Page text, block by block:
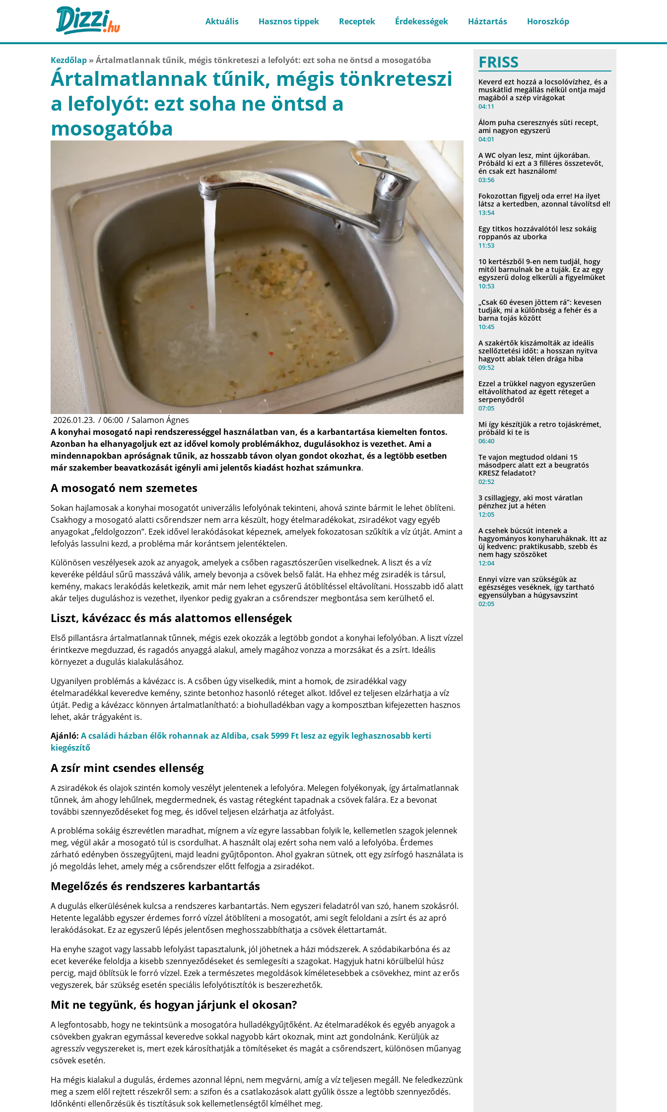
Aktuális Hasznos tippek Receptek Érdekességek Háztartás Horoszkóp
Kezdőlap » Ártalmatlannak tűnik, mégis tönkreteszi a lefolyót: ezt soha ne öntsd a mosogatóba
Ártalmatlannak tűnik, mégis tönkreteszi
a lefolyót: ezt soha ne öntsd a
mosogatóba
2026.01.23. /06:00 /Salamon Ágnes
A konyhai mosogató napi rendszerességgel használatban van, és a karbantartása kiemelten fontos.
Azonban ha elhanyagoljuk ezt az idővel komoly problémákhoz, dugulásokhoz is vezethet. Ami a
mindennapokban apróságnak tűnik, az hosszabb távon olyan gondot okozhat, és a legtöbb esetben
már szakember beavatkozását igényli ami jelentős kiadást hozhat számunkra.
A mosogató nem szemetes
Sokan hajlamosak a konyhai mosogatót univerzális lefolyónak tekinteni, ahová szinte bármit le lehet öblíteni.
Csakhogy a mosogató alatti csőrendszer nem arra készült, hogy ételmaradékokat, zsiradékot vagy egyéb
anyagokat „feldolgozzon”. Ezek idővel lerakódásokat képeznek, amelyek fokozatosan szűkítik a víz útját. Amint a
lefolyás lassulni kezd, a probléma már korántsem jelentéktelen.
Különösen veszélyesek azok az anyagok, amelyek a csőben ragasztószerűen viselkednek. A liszt és a víz
keveréke például sűrű masszává válik, amely bevonja a csövek belső falát. Ha ehhez még zsiradék is társul,
kemény, makacs lerakódás keletkezik, amit már nem lehet egyszerű átöblítéssel eltávolítani. Hosszabb idő alatt
akár teljes duguláshoz is vezethet, ilyenkor pedig gyakran a csőrendszer megbontása sem kerülhető el.
Liszt, kávézacc és más alattomos ellenségek
Első pillantásra ártalmatlannak tűnnek, mégis ezek okozzák a legtöbb gondot a konyhai lefolyóban. A liszt vízzel
érintkezve megduzzad, és ragadós anyaggá alakul, amely magához vonzza a morzsákat és a zsírt. Ideális
környezet a dugulás kialakulásához.
Ugyanilyen problémás a kávézacc is. A csőben úgy viselkedik, mint a homok, de zsiradékkal vagy
ételmaradékkal keveredve kemény, szinte betonhoz hasonló réteget alkot. Idővel ez teljesen elzárhatja a víz
útját. Pedig a kávézacc könnyen ártalmatlanítható: a biohulladékban vagy a komposztban kifejezetten hasznos
lehet, akár trágyaként is.
Ajánló: A családi házban élők rohannak az Aldiba, csak 5999 Ft lesz az egyik leghasznosabb kerti
kiegészítő
A zsír mint csendes ellenség
A zsiradékok és olajok szintén komoly veszélyt jelentenek a lefolyóra. Melegen folyékonyak, így ártalmatlannak
tűnnek, ám ahogy lehűlnek, megdermednek, és vastag rétegként tapadnak a csövek falára. Ez a bevonat
további szennyeződéseket fog meg, és idővel teljesen elzárhatja az átfolyást.
A probléma sokáig észrevétlen maradhat, mígnem a víz egyre lassabban folyik le, kellemetlen szagok jelennek
meg, végül akár a mosogató túl is csordulhat. A használt olaj ezért soha nem való a lefolyóba. Érdemes
zárható edényben összegyűjteni, majd leadni gyűjtőponton. Ahol gyakran sütnek, ott egy zsírfogó használata is
jó megoldás lehet, amely még a csőrendszer előtt felfogja a zsiradékot.
Megelőzés és rendszeres karbantartás
A dugulás elkerülésének kulcsa a rendszeres karbantartás. Nem egyszeri feladatról van szó, hanem szokásról.
Hetente legalább egyszer érdemes forró vízzel átöblíteni a mosogatót, ami segít feloldani a zsírt és az apró
lerakódásokat. Ez az egyszerű lépés jelentősen meghosszabbíthatja a csövek élettartamát.
Ha enyhe szagot vagy lassabb lefolyást tapasztalunk, jól jöhetnek a házi módszerek. A szódabikarbóna és az
ecet keveréke feloldja a kisebb szennyeződéseket és semlegesíti a szagokat. Hagyjuk hatni körülbelül húsz
percig, majd öblítsük le forró vízzel. Ezek a természetes megoldások kíméletesebbek a csövekhez, mint az erős
vegyszerek, bár szükség esetén speciális lefolyótisztítók is beszerezhetők.
Mit ne tegyünk, és hogyan járjunk el okosan?
A legfontosabb, hogy ne tekintsünk a mosogatóra hulladékgyűjtőként. Az ételmaradékok és egyéb anyagok a
csövekben gyakran egymással keveredve sokkal nagyobb kárt okoznak, mint azt gondolnánk. Kerüljük az
agresszív vegyszereket is, mert ezek károsíthatják a tömítéseket és magát a csőrendszert, különösen műanyag
csövek esetén.
Ha mégis kialakul a dugulás, érdemes azonnal lépni, nem megvárni, amíg a víz teljesen megáll. Ne feledkezzünk
meg a szem elől rejtett részekről sem: a szifon és a csatlakozások alatt gyűlik össze a legtöbb szennyeződés.
Időnkénti ellenőrzésük és tisztításuk sok kellemetlenségtől kímélhet meg.
FRISS
Keverd ezt hozzá a locsolóvízhez, és a
muskátlid megállás nélkül ontja majd
magából a szép virágokat
04:11
Álom puha cseresznyés süti recept,
ami nagyon egyszerű
04:01
A WC olyan lesz, mint újkorában.
Próbáld ki ezt a 3 filléres összetevőt,
én csak ezt használom!
03:56
Fokozottan figyelj oda erre! Ha ilyet
látsz a kertedben, azonnal távolítsd el!
13:54
Egy titkos hozzávalótól lesz sokáig
roppanós az uborka
11:53
10 kertészből 9-en nem tudjál, hogy
mitől barnulnak be a tuják. Ez az egy
egyszerű dolog elkerüli a figyelmüket
10:53
„Csak 60 évesen jöttem rá”: kevesen
tudják, mi a különbség a fehér és a
barna tojás között
10:45
A szakértők kiszámolták az ideális
szellőztetési időt: a hosszan nyitva
hagyott ablak télen drága hiba
09:52
Ezzel a trükkel nagyon egyszerűen
eltávolíthatod az égett réteget a
serpenyődről
07:05
Mi így készítjük a retro tojáskrémet,
próbáld ki te is
06:40
Te vajon megtudod oldani 15
másodperc alatt ezt a beugratós
KRESZ feladatot?
02:52
3 csillagjegy, aki most váratlan
pénzhez jut a héten
12:05
A csehek búcsút intenek a
hagyományos konyharuháknak. Itt az
új kedvenc: praktikusabb, szebb és
nem hagy szöszöket
12:04
Ennyi vízre van szükségük az
egészséges veséknek, így tartható
egyensúlyban a húgysavszint
02:05